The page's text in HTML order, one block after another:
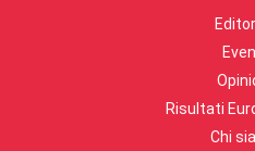
Risultati
Chi